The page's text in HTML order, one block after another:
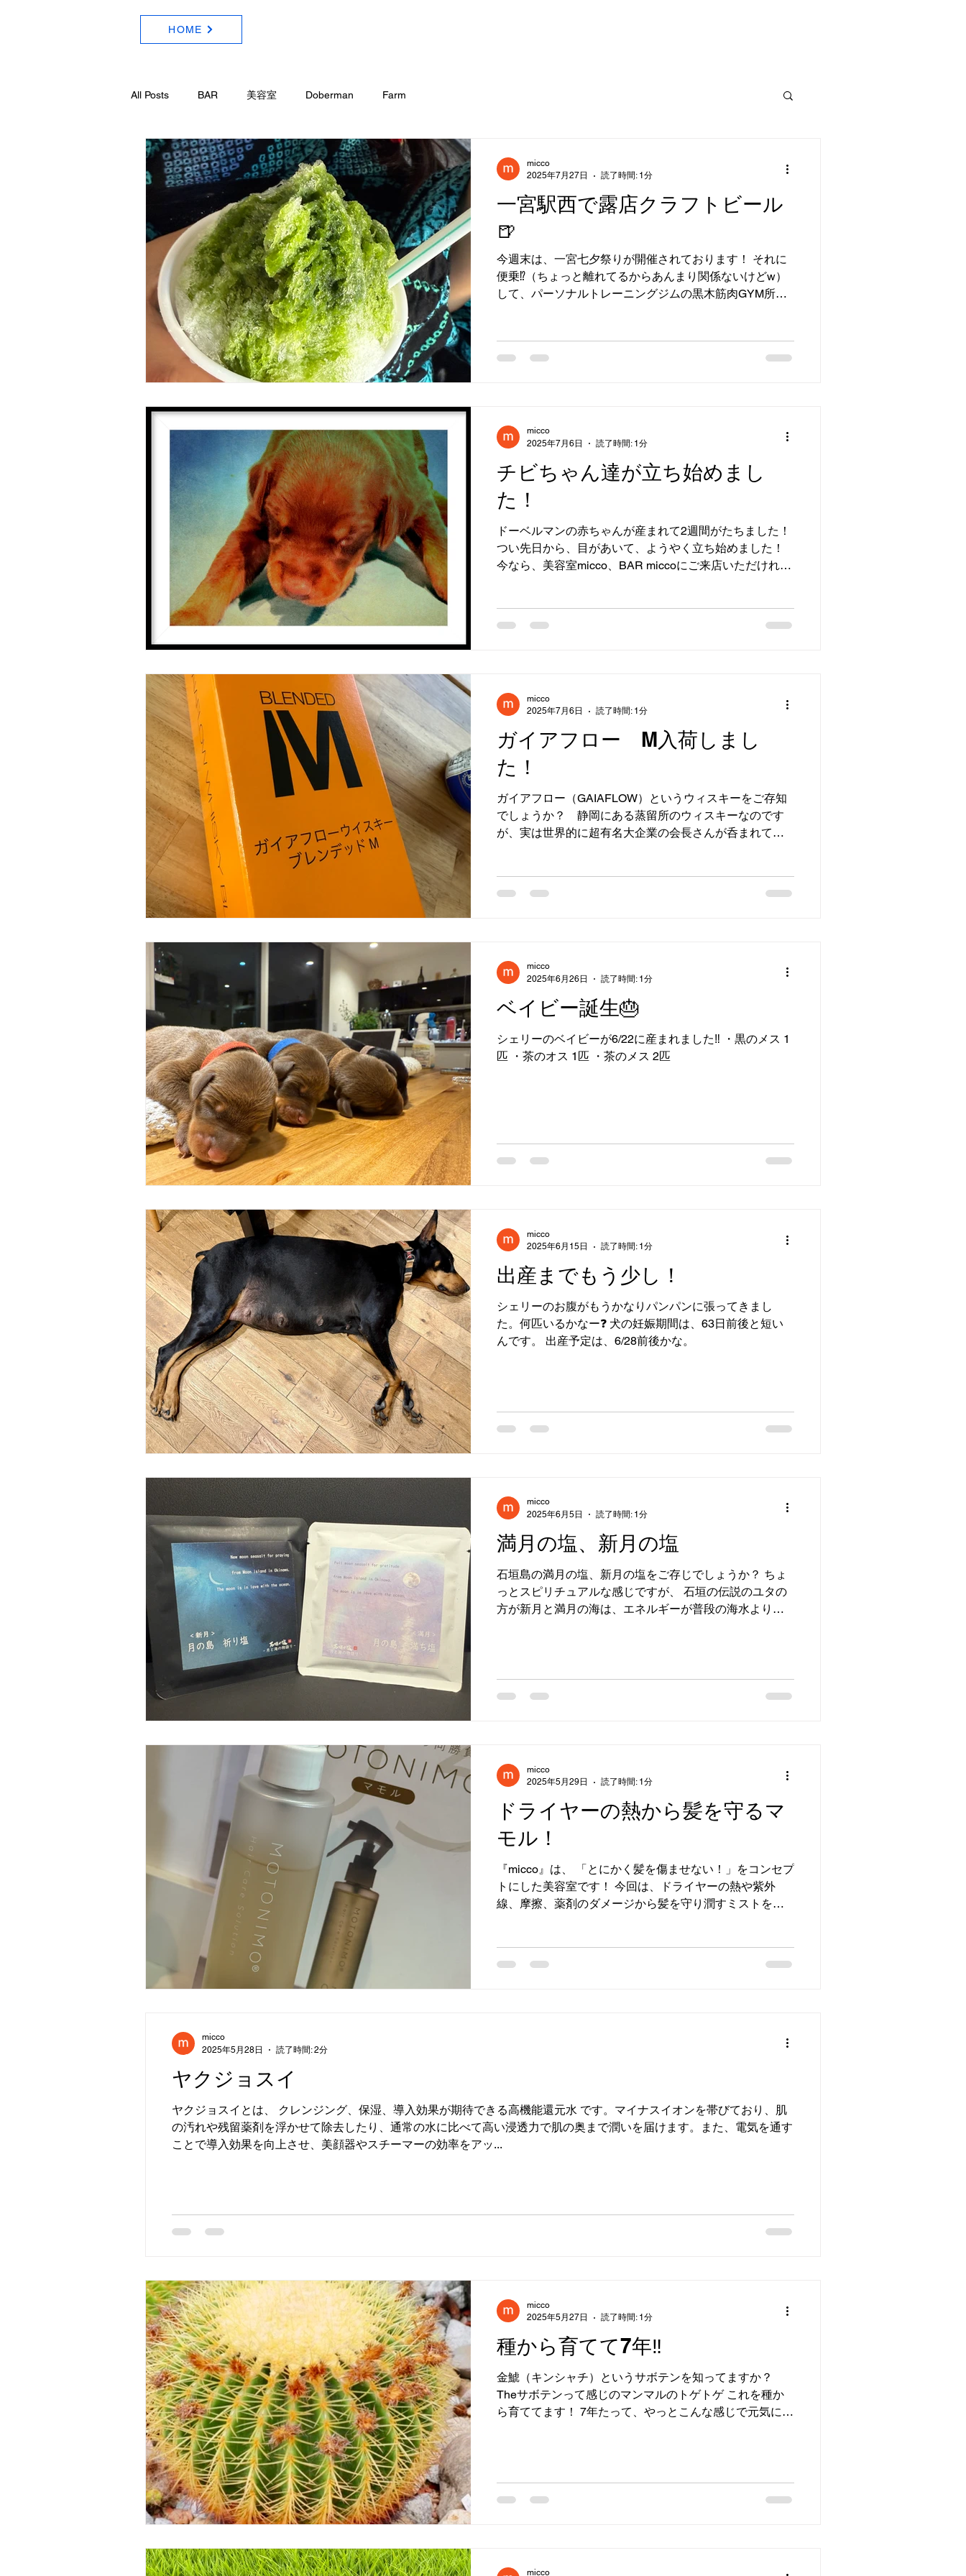
HOME
All Posts BAR 美容室 Doberman Farm
一宮駅西で露店クラフトビール
🍺
今週末は、一宮七夕祭りが開催されております！ それに
便乗⁉️（ちょっと離れてるからあんまり関係ないけどw）
して、パーソナルトレーニングジムの黒木筋肉GYM所さ
キ氷...
micco
2025年7月27日
読了時間: 1分
チビちゃん達が立ち始めまし
た！
ドーベルマンの赤ちゃんが産まれて2週間がたちました！
つい先日から、目があいて、ようやく立ち始めました！
今なら、美容室micco、BAR miccoにご来店いただけれ
micco
2025年7月6日
読了時間: 1分
ガイアフロー M入荷しまし
た！
ガイアフロー（GAIAFLOW）というウィスキーをご存知
でしょうか？ 静岡にある蒸留所のウィスキーなのです
が、実は世界的に超有名大企業の会長さんが呑まれてる
micco
2025年7月6日
読了時間: 1分
ベイビー誕生🎂
シェリーのベイビーが6/22に産まれました‼️ ・黒のメス 1
匹 ・茶のオス 1匹 ・茶のメス 2匹
micco
2025年6月26日
読了時間: 1分
出産までもう少し！
シェリーのお腹がもうかなりパンパンに張ってきまし
た。何匹いるかなー❓ 犬の妊娠期間は、63日前後と短い
んです。 出産予定は、6/28前後かな。
micco
2025年6月15日
読了時間: 1分
満月の塩、新月の塩
石垣島の満月の塩、新月の塩をご存じでしょうか？ ちょ
っとスピリチュアルな感じですが、 石垣の伝説のユタの
方が新月と満月の海は、エネルギーが普段の海水よりも
micco
2025年6月5日
読了時間: 1分
ドライヤーの熱から髪を守るマ
モル！
『micco』は、 「とにかく髪を傷ませない！」をコンセプ
トにした美容室です！ 今回は、ドライヤーの熱や紫外
線、摩擦、薬剤のダメージから髪を守り潤すミストをご
micco
2025年5月29日
読了時間: 1分
ヤクジョスイ
ヤクジョスイとは、 クレンジング、保湿、導入効果が期待できる高機能還元水 です。マイナスイオンを帯びており、肌
の汚れや残留薬剤を浮かせて除去したり、通常の水に比べて高い浸透力で肌の奥まで潤いを届けます。また、電気を通す
ことで導入効果を向上させ、美顔器やスチーマーの効率をアッ...
micco
2025年5月28日
読了時間: 2分
種から育てて7年‼️
金鯱（キンシャチ）というサボテンを知ってますか？
Theサボテンって感じのマンマルのトゲトゲ これを種か
ら育ててます！ 7年たって、やっとこんな感じで元気に育
micco
2025年5月27日
読了時間: 1分
micco